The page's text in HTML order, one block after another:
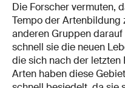
Die Forscher vermuten,
Tempo der Artenbildung
anderen Gruppen
schnell sie die neuen
die sich nach der letzten
Arten haben diese